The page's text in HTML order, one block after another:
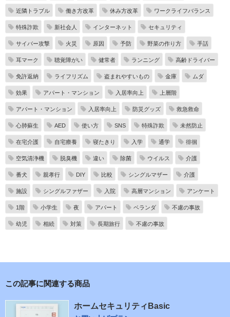
近隣トラブル 働き方改革 休み方改革 ワークライフバランス
特殊詐欺 新社会人 インターネット セキュリティ
サイバー攻撃 火災 原因 予防 野菜の作り方 手話
耳マーク 聴覚障がい 健常者 ランニング 高齢ドライバー
免許返納 ライフリズム 盗まれやすいもの 金庫 ムダ
効果 アパート・マンション 入居率向上 上層階
アパート・マンション 入居率向上 防災グッズ 救急救命
心肺蘇生 AED 使い方 SNS 特殊詐欺 未然防止
在宅介護 自宅療養 寝たきり 入学 通学 徘徊
空気清浄機 脱臭機 違い 除菌 ウイルス 介護
番犬 親孝行 DIY 比較 シングルマザー 介護
施設 シングルファザー 入院 高層マンション アンケート
1階 小学生 夜 アパート ベランダ 不慮の事故
幼児 相続 対策 長期旅行 不慮の事故
この記事に関連する商品
ホームセキュリティBasic